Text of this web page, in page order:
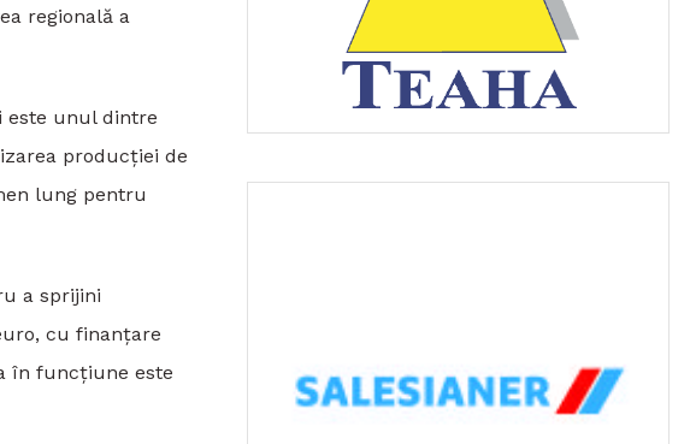
regională a
este unul dintre
producției de
lung pentru
a sprijini
cu finanțare
în funcțiune este